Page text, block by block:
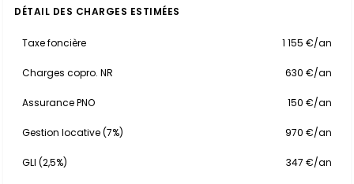
DÉTAIL DES CHARGES ESTIMÉES
Taxe foncière 1 155 €/an
Charges copro. NR 630 €/an
Assurance PNO 150 €/an
Gestion locative (7%) 970 €/an
GLI (2,5%) 347 €/an